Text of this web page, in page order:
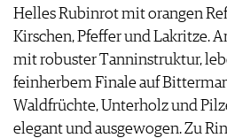
Helles Rubinrot mit orangen
Kirschen, Pfeffer und Lakritze.
mit robuster Tanninstruktur,
feinherbem Finale auf
Waldfrüchte, Unterholz und
elegant und ausgewogen. Zu